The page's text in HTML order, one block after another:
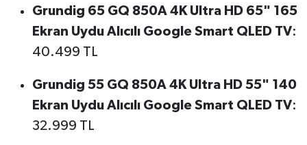
Grundig 65 GQ 850A 4K Ultra HD 65" 165
Ekran Uydu Alıcılı Google Smart QLED TV:
40.499 TL
Grundig 55 GQ 850A 4K Ultra HD 55" 140
Ekran Uydu Alıcılı Google Smart QLED TV:
32.999 TL